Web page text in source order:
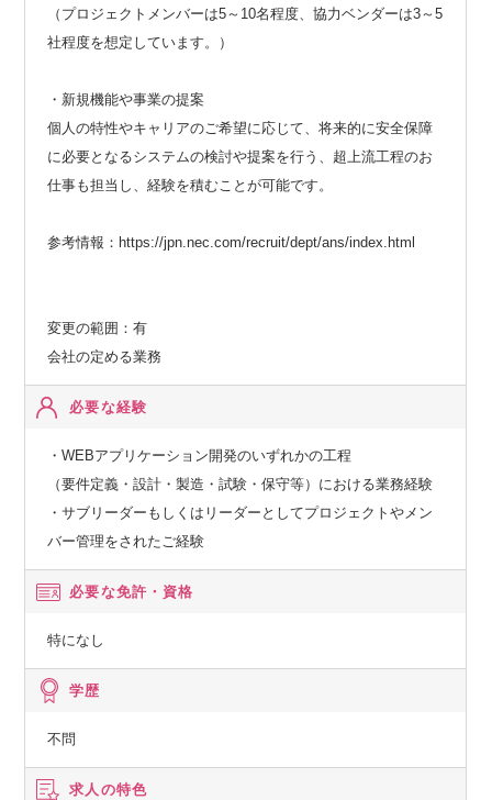
（プロジェクトメンバーは5～10名程度、協力ベンダーは3～5
社程度を想定しています。）
・新規機能や事業の提案
個人の特性やキャリアのご希望に応じて、将来的に安全保障
に必要となるシステムの検討や提案を行う、超上流工程のお
仕事も担当し、経験を積むことが可能です。
参考情報：https://jpn.nec.com/recruit/dept/ans/index.html
変更の範囲：有
会社の定める業務
必要な経験
・WEBアプリケーション開発のいずれかの工程
（要件定義・設計・製造・試験・保守等）における業務経験
・サブリーダーもしくはリーダーとしてプロジェクトやメン
バー管理をされたご経験
必要な免許・資格
特になし
学歴
不問
求人の特色